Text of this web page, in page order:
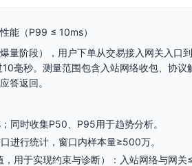
能（P99 ≤ 10ms）
量阶段），用户下单从交易接入网关入口
毫秒。测量范围包含入站网络收包、协议
答返回。
同时收集P50、P95用于趋势分析。
进行统计，窗口内样本量≥500万。
用于实现约束与诊断）：入站网络与网